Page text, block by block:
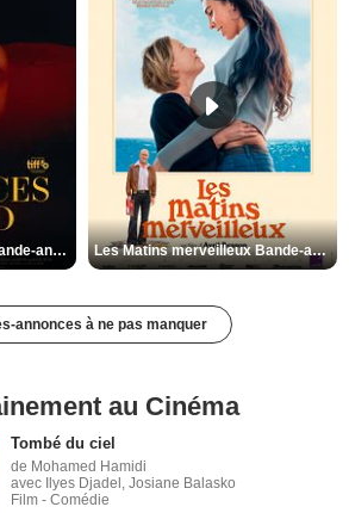
Les Silences de Riyad Bande-annonce VO STFR Les Matins merveilleux Bande-annonce VF
annonces à ne pas manquer
au Cinéma
Tombé du ciel
de Mohamed Hamidi
avec Ilyes Djadel, Josiane Balasko
Film - Comédie